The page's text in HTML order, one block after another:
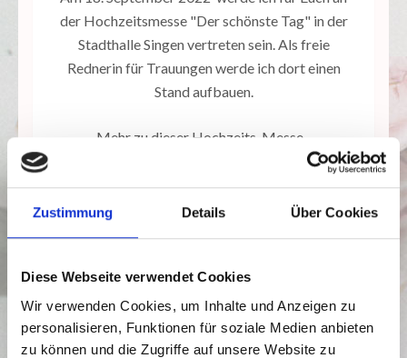
Zustimmung Details Über Cookies
Diese Webseite verwendet Cookies
Wir verwenden Cookies, um Inhalte und Anzeigen zu
personalisieren, Funktionen für soziale Medien anbieten
zu können und die Zugriffe auf unsere Website zu
der Hochzeitsmesse "Der schönste Tag" in der
Stadthalle Singen vertreten sein. Als freie
Rednerin für Trauungen werde ich dort einen
Stand aufbauen.
Mehr zu dieser Hochzeits-Messe...